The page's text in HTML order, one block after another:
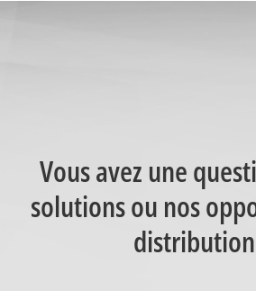
Vous avez une
solutions ou nos